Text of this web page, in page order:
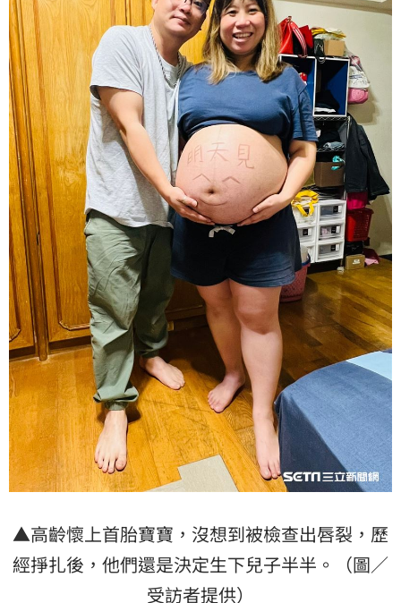
▲高齡懷上首胎寶寶，沒想到被檢查出唇裂，歷
經掙扎後，他們還是決定生下兒子半半。（圖／
受訪者提供）